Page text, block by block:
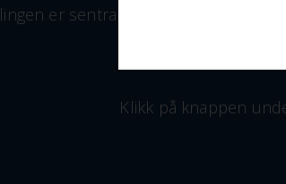
er sentral for å sikre
Klikk på knappen